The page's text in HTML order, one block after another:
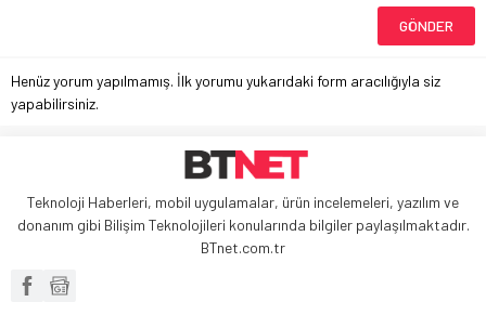
Henüz yorum yapılmamış. İlk yorumu yukarıdaki form aracılığıyla siz
yapabilirsiniz.
Teknoloji Haberleri, mobil uygulamalar, ürün incelemeleri, yazılım ve
donanım gibi Bilişim Teknolojileri konularında bilgiler paylaşılmaktadır.
BTnet.com.tr